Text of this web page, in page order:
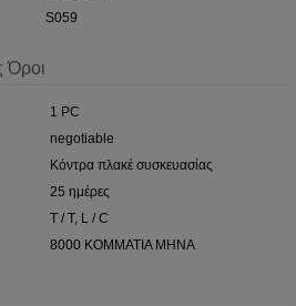
S059
Όροι
1 PC
negotiable
Κόντρα πλακέ συσκευασίας
25 ημέρες
T / T, L / C
8000 ΚΟΜΜΑΤΙΑ ΜΗΝΑ